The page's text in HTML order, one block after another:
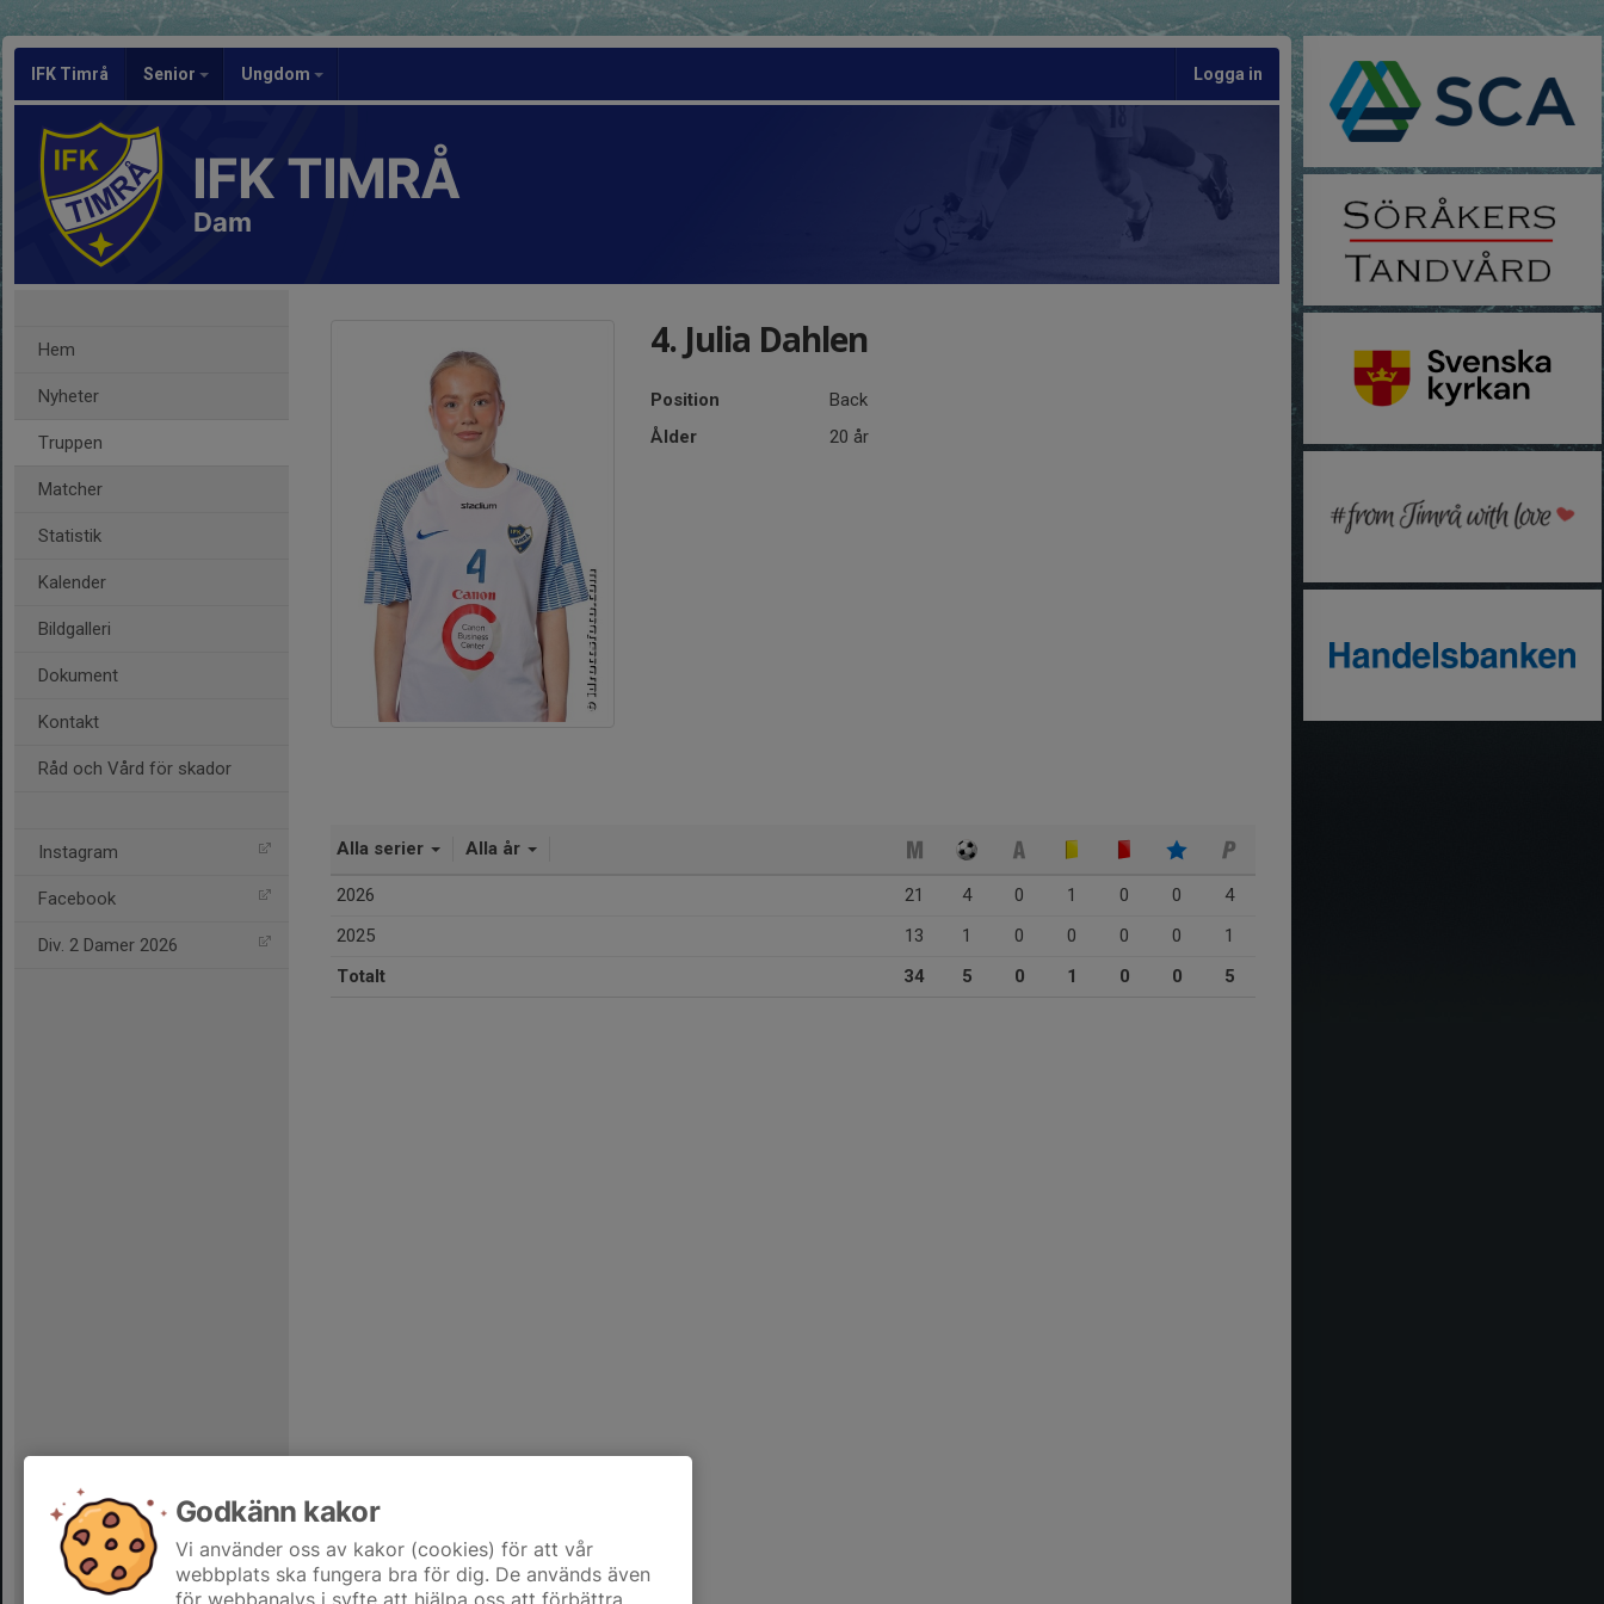
IFK Timrå Senior Ungdom Logga in
IFK TIMRÅ
Dam
Hem
Nyheter
Truppen
Matcher
Statistik
Kalender
Bildgalleri
Dokument
Kontakt
Råd och Vård för skador
Instagram
Facebook
Div. 2 Damer 2026
4. Julia Dahlen
Position
Back
Ålder
20 år
Alla serier Alla år
2026 21 4 0 1 0 0
4
2025
13 1 0 0 0 0
1
Totalt
34 5 0 1 0 0 5
Godkänn kakor
Vi använder oss av kakor (cookies) för att vår
webbplats ska fungera bra för dig. De används även
för webbanalys i syfte att hjälpa oss att förbättra